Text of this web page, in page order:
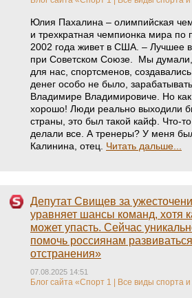
Юлия Пахалина – олимпийская
и трехкратная чемпионка мира по
2002 года живет в США. – Лучшее
при Советском Союзе. Мы
для нас, спортсменов,
денег особо не было,
Владимире Владимировиче. Но
хорошо! Люди реально выходили
страны, это был такой кайф. Что-
делали все. А тренеры? У меня
Калинина, отец. Читать дальше...
Депутат Свищев за
уравняет шансы команд, хотя
может упасть. Сейчас
помочь россиянам
отстранения»
07.08.2025 14:51
Блог сайта «Спорт 1 | Все виды спорта и